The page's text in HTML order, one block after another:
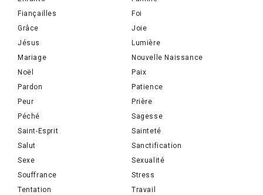
Fiançailles
Foi
Grâce
Joie
Jésus
Lumière
Mariage
Nouvelle Naissance
Noël
Paix
Pardon
Patience
Peur
Prière
Péché
Sagesse
Saint-Esprit
Sainteté
Salut
Sanctification
Sexe
Sexualité
Souffrance
Stress
Tentation
Travail